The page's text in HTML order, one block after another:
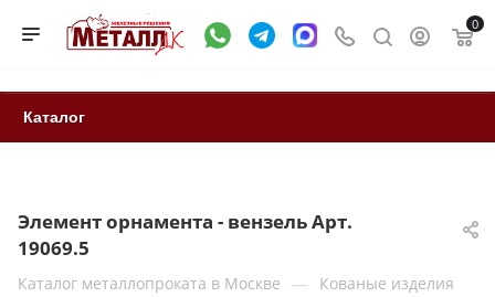
0
Каталог
Элемент орнамента - вензель Арт.
19069.5
Каталог металлопроката в Москве — Кованые изделия